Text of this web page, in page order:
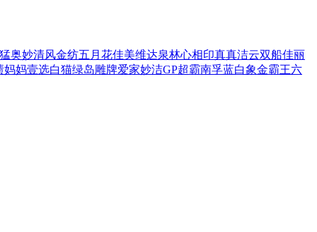
奥妙清风金纺五月花佳美维达泉林心相印真真洁云双船佳丽
妈妈壹选白猫绿岛雕牌爱家妙洁GP超霸南孚蓝白象金霸王六